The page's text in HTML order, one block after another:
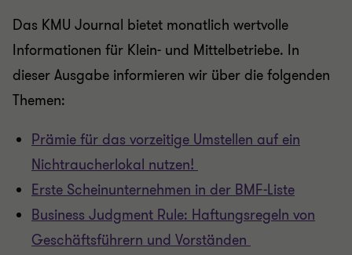
Das KMU Journal bietet monatlich wertvolle
Informationen für Klein- und Mittelbetriebe. In
dieser Ausgabe informieren wir über die folgenden
Themen:
Prämie für das vorzeitige Umstellen auf ein
Nichtraucherlokal nutzen!
Erste Scheinunternehmen in der BMF-Liste
Business Judgment Rule: Haftungsregeln von
Geschäftsführern und Vorständen